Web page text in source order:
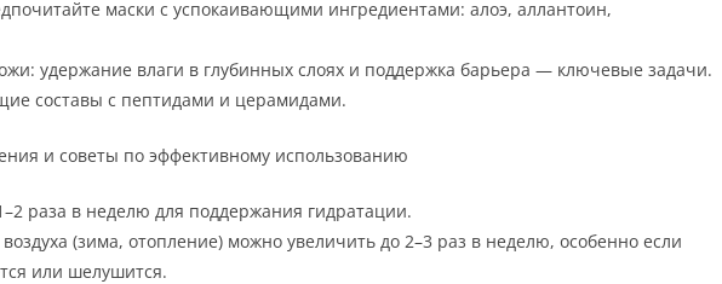
маски с успокаивающими ингредиентами: алоэ, аллантоин,
удержание влаги в глубинных слоях и поддержка барьера — ключевые задачи.
составы с пептидами и церамидами.
и советы по эффективному использованию
раза в неделю для поддержания гидратации.
(зима, отопление) можно увеличить до 2–3 раз в неделю, особенно если
или шелушится.